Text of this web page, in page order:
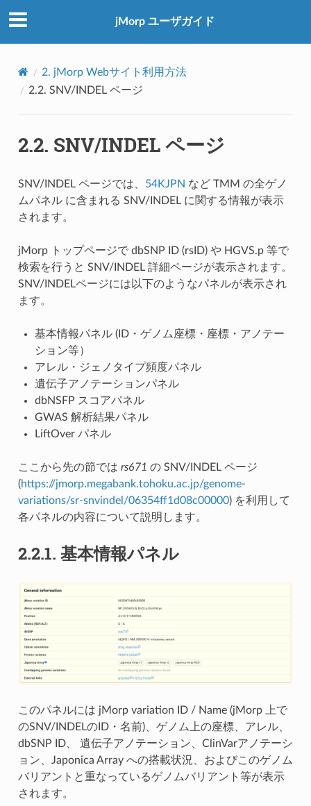
jMorp ユーザガイド
2. jMorp Webサイト利用方法
2.2. SNV/INDEL ページ
2.2. SNV/INDEL ページ
SNV/INDEL ページでは、 54KJPN など TMM の全ゲノ
ムパネル に含まれる SNV/INDEL に関する情報が表示
されます。
jMorp トップページで dbSNP ID (rsID) や HGVS.p 等で
検索を行うと SNV/INDEL 詳細ページが表示されます。
SNV/INDELページには以下のようなパネルが表示され
ます。
基本情報パネル (ID・ゲノム座標・座標・アノテー
ション等）
アレル・ジェノタイプ頻度パネル
遺伝子アノテーションパネル
dbNSFP スコアパネル
GWAS 解析結果パネル
LiftOver パネル
ここから先の節では rs671 の SNV/INDEL ページ
(https://jmorp.megabank.tohoku.ac.jp/genome-
variations/sr-snvindel/06354ff1d08c00000) を利用して
各パネルの内容について説明します。
2.2.1. 基本情報パネル
このパネルには jMorp variation ID / Name (jMorp 上で
のSNV/INDELのID・名前)、ゲノム上の座標、アレル、
dbSNP ID、 遺伝子アノテーション、ClinVarアノテーシ
ョン、Japonica Array への搭載状況、およびこのゲノム
バリアントと重なっているゲノムバリアント等が表示
されます。